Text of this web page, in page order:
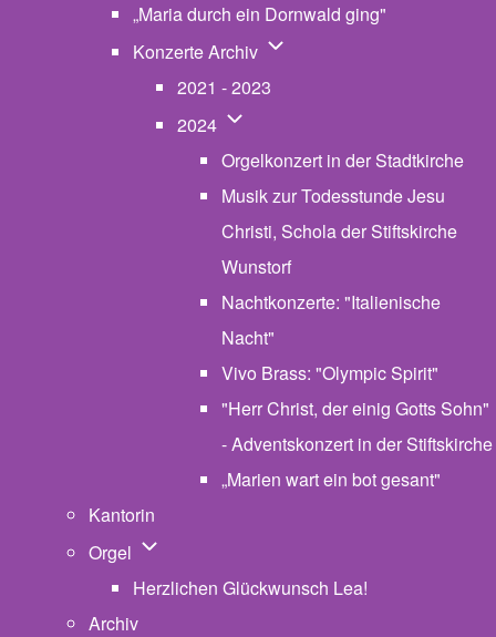
„Maria durch ein Dornwald ging"
Konzerte Archiv Unternavigation von
2021 - 2023
2024 Unternavigation von 2024
Orgelkonzert in der Stadtkirche
Musik zur Todesstunde Jesu
Christi, Schola der Stiftskirche
Wunstorf
Nachtkonzerte: "Italienische
Nacht"
Vivo Brass: "Olympic Spirit"
"Herr Christ, der einig Gotts Sohn"
- Adventskonzert in der Stiftskirche
„Marien wart ein bot gesant"
Kantorin
Orgel Unternavigation von Orgel
Herzlichen Glückwunsch Lea!
Archiv